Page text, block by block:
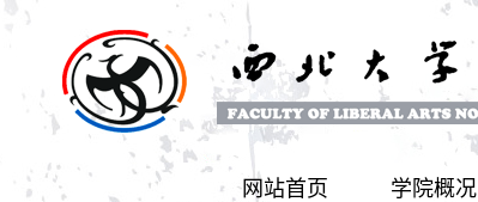
网站首页 学院概况